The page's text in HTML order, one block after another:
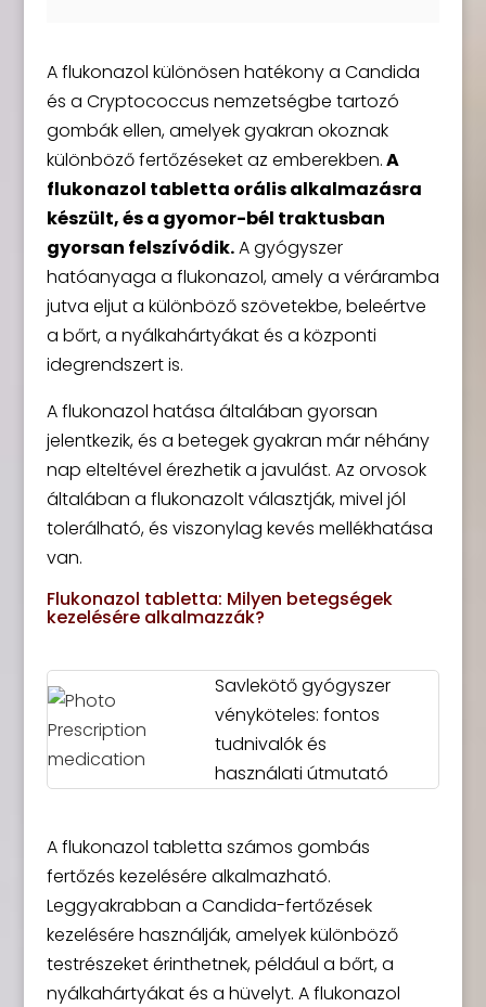
A flukonazol különösen hatékony a Candida
és a Cryptococcus nemzetségbe tartozó
gombák ellen, amelyek gyakran okoznak
különböző fertőzéseket az emberekben.A
flukonazol tabletta orális alkalmazásra
készült, és a gyomor-bél traktusban
gyorsan felszívódik.A gyógyszer
hatóanyaga a flukonazol, amely a véráramba
jutva eljut a különböző szövetekbe, beleértve
a bőrt, a nyálkahártyákat és a központi
idegrendszert is.
A flukonazol hatása általában gyorsan
jelentkezik, és a betegek gyakran már néhány
nap elteltével érezhetik a javulást. Az orvosok
általában a flukonazolt választják, mivel jól
tolerálható, és viszonylag kevés mellékhatása
van.
Flukonazol tabletta: Milyen betegségek
kezelésére alkalmazzák?
Savlekötő gyógyszer
vényköteles: fontos
tudnivalók és
használati útmutató
A flukonazol tabletta számos gombás
fertőzés kezelésére alkalmazható.
Leggyakrabban a Candida-fertőzések
kezelésére használják, amelyek különböző
testrészeket érinthetnek, például a bőrt, a
nyálkahártyákat és a hüvelyt. A flukonazol